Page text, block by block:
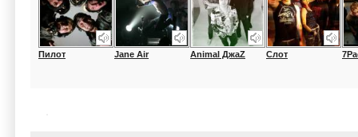
Пилот Jane Air Animal ДжаZ Слот